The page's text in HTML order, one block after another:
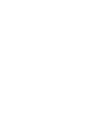
damit Sie
aber sich
dass wichtige
können?
um
Willen nicht
vorsorglich